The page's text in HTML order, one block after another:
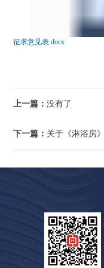
征求意见表.docx
上一篇：没有了
下一篇： 关于《淋浴房